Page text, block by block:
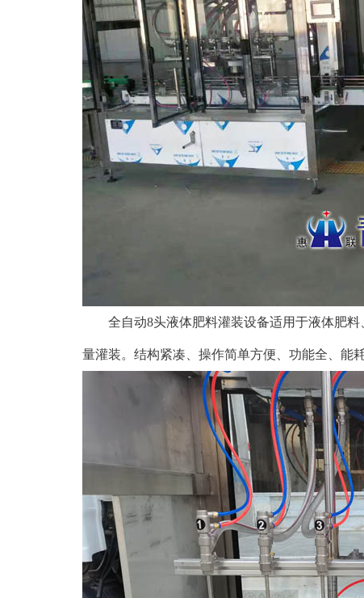
全自动8头液体肥料灌装设备适用于液体肥料
量灌装。结构紧凑、操作简单方便、功能全、能